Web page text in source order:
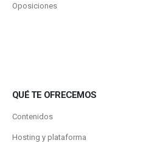
Oposiciones
QUÉ TE OFRECEMOS
Contenidos
Hosting y plataforma